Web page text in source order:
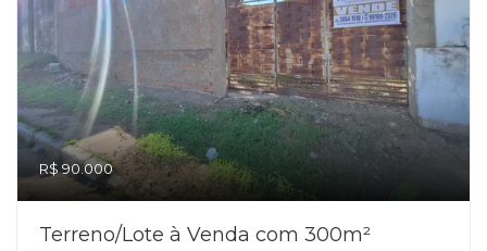
R$ 90.000
Terreno/Lote à Venda com 300m²